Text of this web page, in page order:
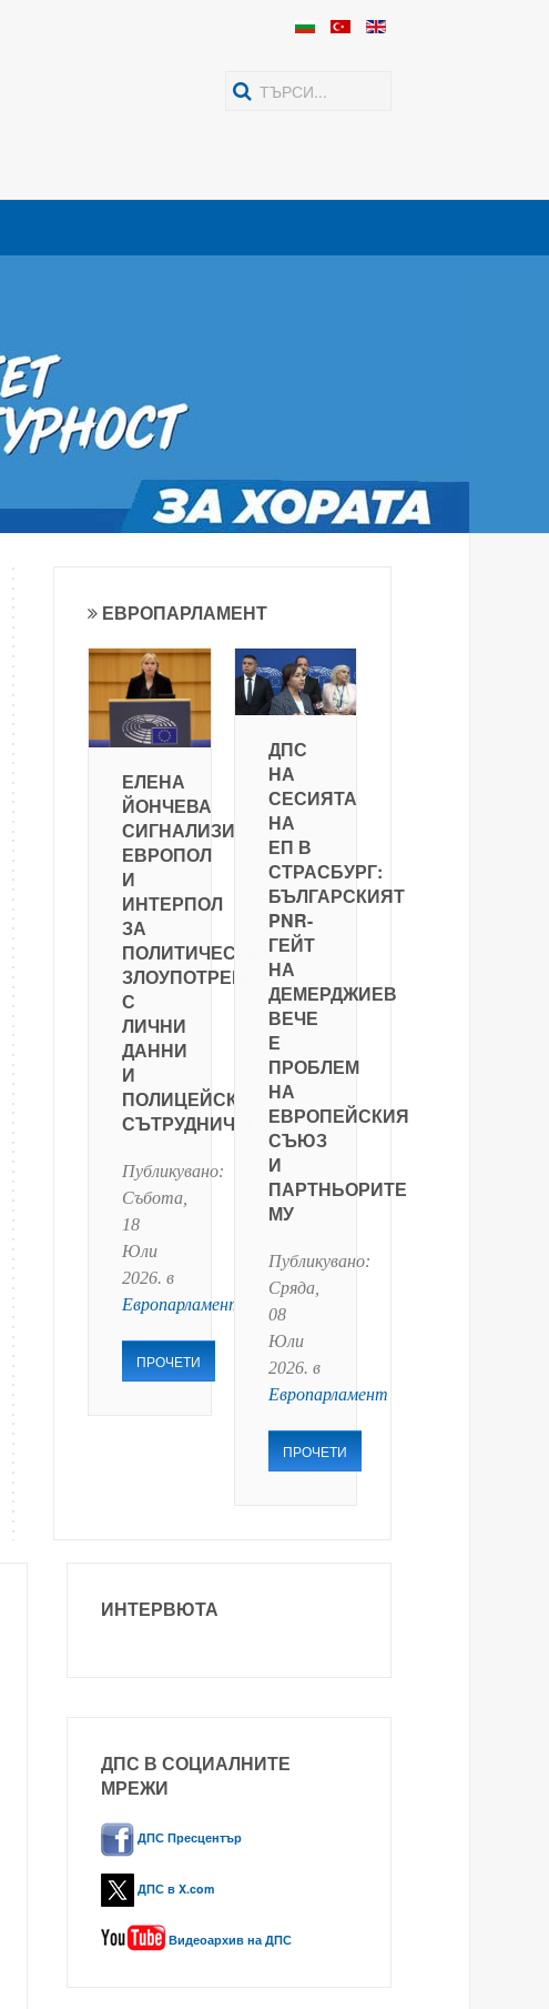
ЕВРОПАРЛАМЕНТ
ЕЛЕНА
ЙОНЧЕВА
СИГНАЛИЗИРА
ЕВРОПОЛ
И
ИНТЕРПОЛ
ЗА
ПОЛИТИЧЕСКА
ЗЛОУПОТРЕБА
С
ЛИЧНИ
ДАННИ
И
ПОЛИЦЕЙСКО
СЪТРУДНИЧЕСТВО
Публикувано:
Събота,
18
Юли
2026. в
Европарламент
ПРОЧЕТИ
ДПС
НА
СЕСИЯТА
НА
ЕП В
СТРАСБУРГ:
БЪЛГАРСКИЯТ
PNR-
ГЕЙТ
НА
ДЕМЕРДЖИЕВ
ВЕЧЕ
Е
ПРОБЛЕМ
НА
ЕВРОПЕЙСКИЯ
СЪЮЗ
И
ПАРТНЬОРИТЕ
МУ
Публикувано:
Сряда,
08
Юли
2026. в
Европарламент
ПРОЧЕТИ
ИНТЕРВЮТА
ДПС В СОЦИАЛНИТЕ
МРЕЖИ
ДПС Пресцентър
ДПС в X.com
Видеоархив на ДПС